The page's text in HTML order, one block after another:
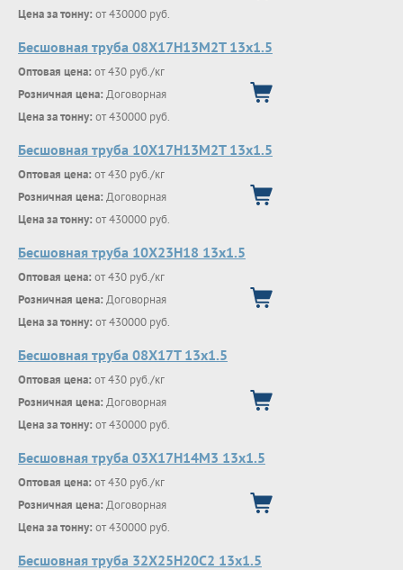
Цена за тонну: от 430000 руб.
Бесшовная труба 08Х17Н13М2Т 13х1.5
Оптовая цена: от 430 руб./кг
Розничная цена: Договорная
Цена за тонну: от 430000 руб.
Бесшовная труба 10Х17Н13М2Т 13х1.5
Оптовая цена: от 430 руб./кг
Розничная цена: Договорная
Цена за тонну: от 430000 руб.
Бесшовная труба 10Х23Н18 13х1.5
Оптовая цена: от 430 руб./кг
Розничная цена: Договорная
Цена за тонну: от 430000 руб.
Бесшовная труба 08Х17Т 13х1.5
Оптовая цена: от 430 руб./кг
Розничная цена: Договорная
Цена за тонну: от 430000 руб.
Бесшовная труба 03Х17Н14М3 13х1.5
Оптовая цена: от 430 руб./кг
Розничная цена: Договорная
Цена за тонну: от 430000 руб.
Бесшовная труба 32Х25Н20С2 13х1.5